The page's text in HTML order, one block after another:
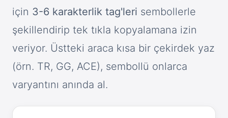
için 3-6 karakterlik tag'leri sembollerle
şekillendirip tek tıkla kopyalamana izin
veriyor. Üstteki araca kısa bir çekirdek yaz
(örn. TR, GG, ACE), sembollü onlarca
varyantını anında al.